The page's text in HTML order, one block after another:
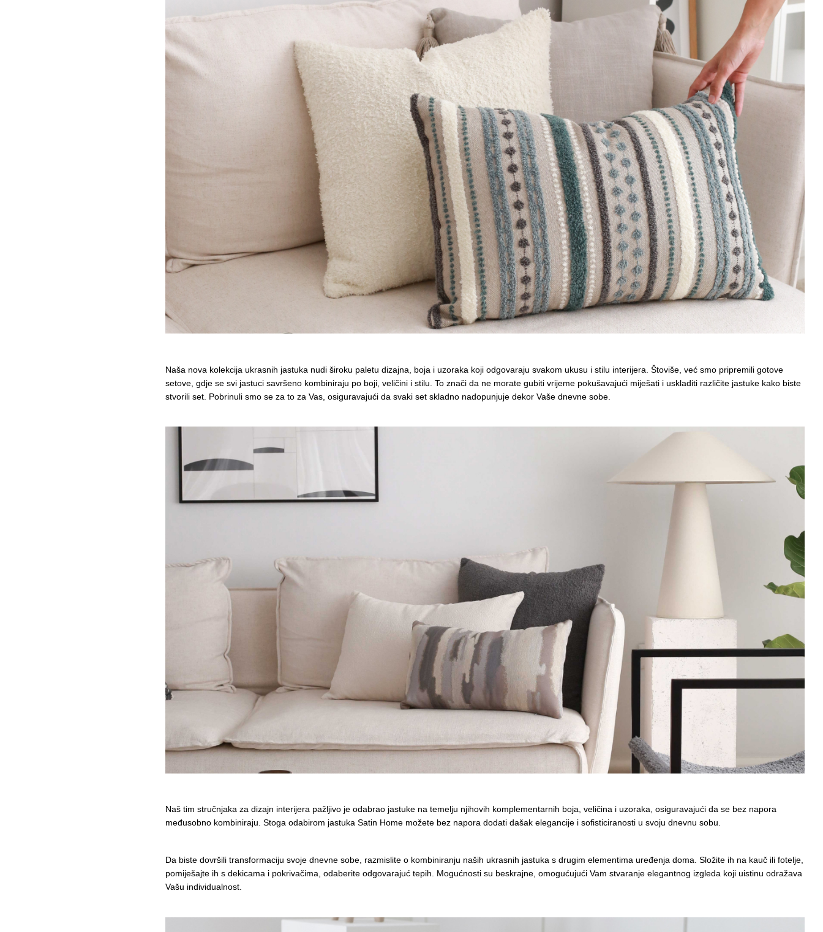
Naša nova kolekcija ukrasnih jastuka nudi široku paletu dizajna, boja i uzoraka koji odgovaraju svakom ukusu i stilu interijera. Štoviše, već smo pripremili gotove
setove, gdje se svi jastuci savršeno kombiniraju po boji, veličini i stilu. To znači da ne morate gubiti vrijeme pokušavajući miješati i uskladiti različite jastuke kako biste
stvorili set. Pobrinuli smo se za to za Vas, osiguravajući da svaki set skladno nadopunjuje dekor Vaše dnevne sobe.
Naš tim stručnjaka za dizajn interijera pažljivo je odabrao jastuke na temelju njihovih komplementarnih boja, veličina i uzoraka, osiguravajući da se bez napora
međusobno kombiniraju. Stoga odabirom jastuka Satin Home možete bez napora dodati dašak elegancije i sofisticiranosti u svoju dnevnu sobu.
Da biste dovršili transformaciju svoje dnevne sobe, razmislite o kombiniranju naših ukrasnih jastuka s drugim elementima uređenja doma. Složite ih na kauč ili fotelje,
pomiješajte ih s dekicama i pokrivačima, odaberite odgovarajuć tepih. Mogućnosti su beskrajne, omogućujući Vam stvaranje elegantnog izgleda koji uistinu odražava
Vašu individualnost.